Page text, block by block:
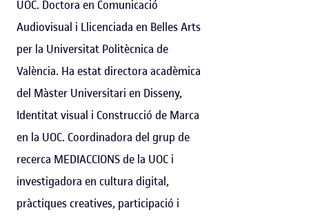
UOC. Doctora en Comunicació
Audiovisual i Llicenciada en Belles Arts
per la Universitat Politècnica de
València. Ha estat directora acadèmica
del Màster Universitari en Disseny,
Identitat visual i Construcció de Marca
en la UOC. Coordinadora del grup de
recerca MEDIACCIONS de la UOC i
investigadora en cultura digital,
pràctiques creatives, participació i